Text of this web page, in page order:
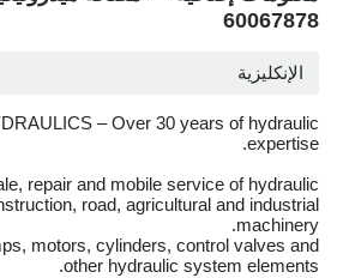
60067878
الإنكليزية
– Over 30 years of hydraulic
expertise.
repair and mobile service of hydraulic
road, agricultural and industrial
machinery.
motors, cylinders, control valves and
other hydraulic system elements.